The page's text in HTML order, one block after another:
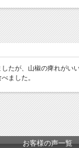
たが、山椒の痺れがい
ました。
お客様の声一覧